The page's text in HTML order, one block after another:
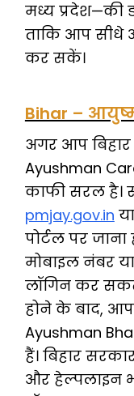
मध्य प्रदेश—की
ताकि आप सीधे
कर सकें।
Bihar –
अगर आप
Ayushman
काफी सरल
pmjay.gov.in या
पोर्टल पर
मोबाइल नंबर
लॉगिन कर
होने के बाद,
Ayushman
हैं। बिहार
और हेल्पलाइन